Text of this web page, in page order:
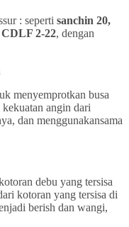
: seperti sanchin 20,
CDLF 2-22, dengan
menyemprotkan busa
angin dari
dan menggunakansama
debu yang tersisa
kotoran yang tersisa di
berish dan wangi,